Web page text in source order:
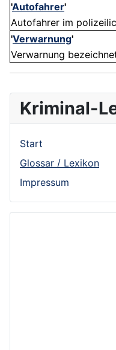
'Autofahrer'
Autofahrer im
'Verwarnung'
Verwarnung
Kriminal-
Start
Glossar / Lexikon
Impressum